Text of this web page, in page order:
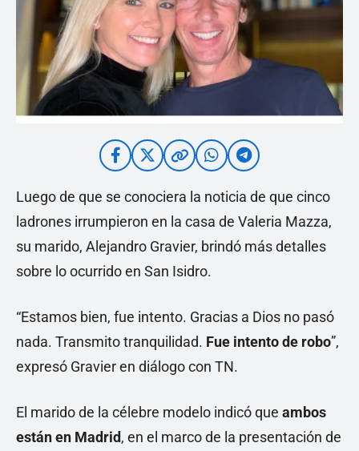
Luego de que se conociera la noticia de que cinco
ladrones irrumpieron en la casa de Valeria Mazza,
su marido, Alejandro Gravier, brindó más detalles
sobre lo ocurrido en San Isidro.
“Estamos bien, fue intento. Gracias a Dios no pasó
nada. Transmito tranquilidad. Fue intento de robo”,
expresó Gravier en diálogo con TN.
El marido de la célebre modelo indicó que ambos
están en Madrid, en el marco de la presentación de